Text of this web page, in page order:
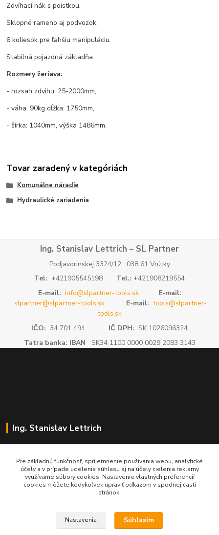
Zdvíhací hák s poistkou.
Sklopné rameno aj podvozok.
6 koliesok pre ľahšiu manipuláciu.
Stabilná pojazdná základňa.
Rozmery žeriava:
- rozsah zdvihu: 25-2000mm,
- váha: 90kg dĺžka: 1750mm,
- šírka: 1040mm, výška 1486mm.
Tovar zaradený v kategóriách
Komunálne náradie
Hydraulické zariadenia
Ing. Stanislav Lettrich – SL Partner
Podjavorinskej 3324/12, 038 61 Vrútky
Tel: +421905545198 Tel.: +421908219554
E-mail: info@slpartner-tools.sk
E-mail:
slpartner@slpartner-tools.sk
E-mail: tools@slpartner-
tools.sk
IČO: 34 701 494 IČ DPH: SK 1026096324
Tatra banka: IBAN SK34 1100 0000 0029 2083 3143
Ing. Stanislav Lettrich
+421 905 545 198
NONSTOP
Pre základnú funkčnosť, spríjemnenie používania webu, analytické
účely a v prípade udelenia súhlasu aj na účely cielenia reklamy
využívame súbory cookies. Nastavenie vlastných preferencií
cookies môžete kedykoľvek upraviť odkazom v spodnej časti
stránok.
Nastavenia Súhlasím